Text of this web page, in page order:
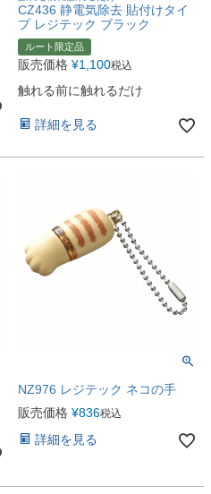
CZ436 静電気除去 貼付けタイ
プ レジテック ブラック
ルート限定品
販売価格 ¥1,100税込
触れる前に触れるだけ
詳細を見る
NZ976 レジテック ネコの手
販売価格 ¥836税込
詳細を見る